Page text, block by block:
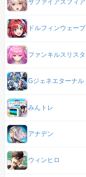
サファイアスフィア
ドルフィンウェーブ
ファンキルスリスタ
Gジェネエターナル
みんトレ
アナデン
ウィンヒロ